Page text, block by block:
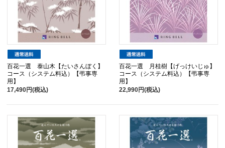
百花一選 泰山木【たいさんぼく】
コース（システム料込）【弔事専
用】
17,490円(税込)
百花一選 月桂樹【げっけいじゅ】
コース（システム料込）【弔事専
用】
22,990円(税込)